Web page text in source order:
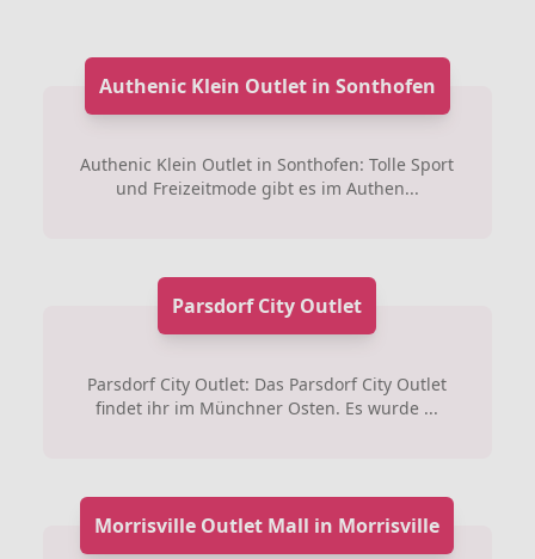
Authenic Klein Outlet in Sonthofen
Authenic Klein Outlet in Sonthofen: Tolle Sport
und Freizeitmode gibt es im Authen...
Parsdorf City Outlet
Parsdorf City Outlet: Das Parsdorf City Outlet
findet ihr im Münchner Osten. Es wurde ...
Morrisville Outlet Mall in Morrisville